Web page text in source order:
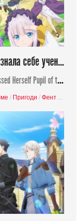
/Сімейний/
Вона визнала себе ученицею мудреця
Pupil of the Wise Man
/ Пригоди /Фентезі